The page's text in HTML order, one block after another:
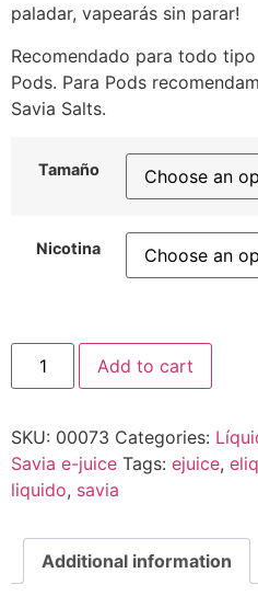
paladar, vapearás sin parar!
Recomendado para todo
Pods. Para Pods
Savia Salts.
Tamaño
Nicotina
Add to cart
SKU: 00073 Categories:
Savia e-juice Tags: ejuice,
liquido, savia
Additional information